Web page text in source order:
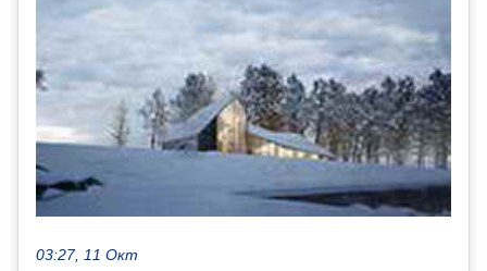
03:27, 11 Окт